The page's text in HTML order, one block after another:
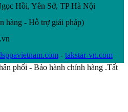
Hồi, Yên Sở, TP Hà Nội
hàng - Hỗ trợ giải pháp)
- takstar-vn.com
phối - Bảo hành chính hãng .Tất